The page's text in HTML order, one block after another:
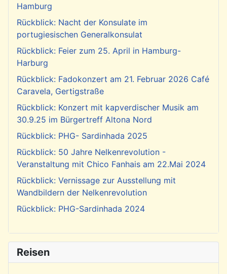
Hamburg
Rückblick: Nacht der Konsulate im
portugiesischen Generalkonsulat
Rückblick: Feier zum 25. April in Hamburg-
Harburg
Rückblick: Fadokonzert am 21. Februar 2026 Café
Caravela, Gertigstraße
Rückblick: Konzert mit kapverdischer Musik am
30.9.25 im Bürgertreff Altona Nord
Rückblick: PHG- Sardinhada 2025
Rückblick: 50 Jahre Nelkenrevolution -
Veranstaltung mit Chico Fanhais am 22.Mai 2024
Rückblick: Vernissage zur Ausstellung mit
Wandbildern der Nelkenrevolution
Rückblick: PHG-Sardinhada 2024
Reisen